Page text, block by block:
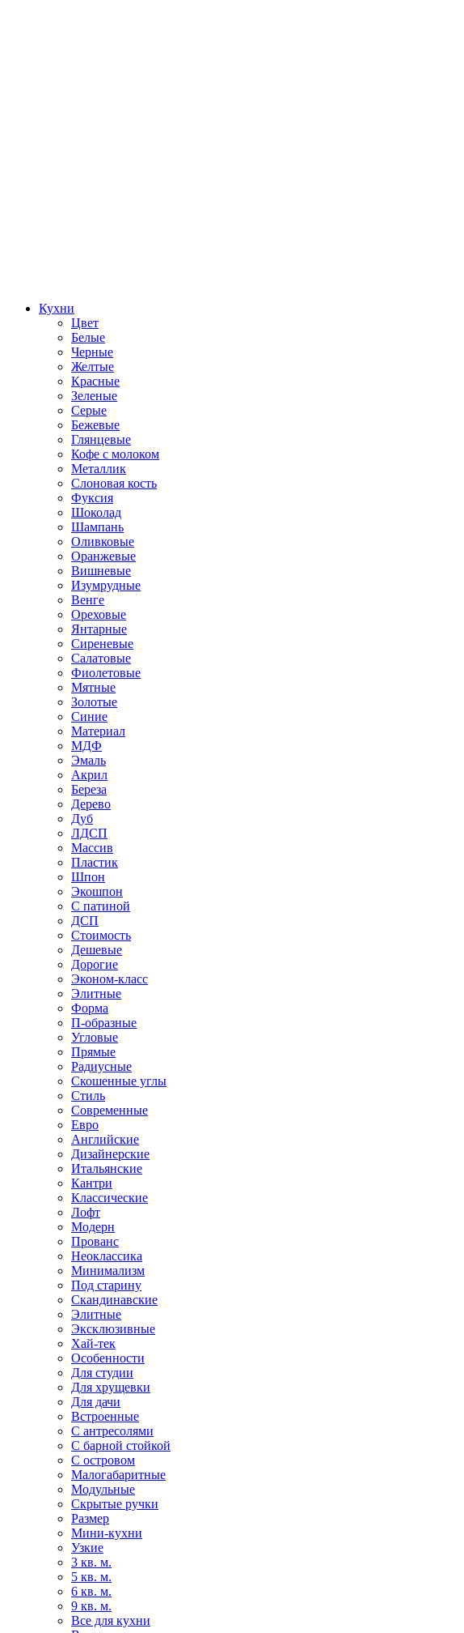
Кухни
Цвет
Белые
Черные
Желтые
Красные
Зеленые
Серые
Бежевые
Глянцевые
Кофе с молоком
Металлик
Слоновая кость
Фуксия
Шоколад
Шампань
Оливковые
Оранжевые
Вишневые
Изумрудные
Венге
Ореховые
Янтарные
Сиреневые
Салатовые
Фиолетовые
Мятные
Золотые
Синие
Материал
МДФ
Эмаль
Акрил
Береза
Дерево
Дуб
ЛДСП
Массив
Пластик
Шпон
Экошпон
С патиной
ДСП
Стоимость
Дешевые
Дорогие
Эконом-класс
Элитные
Форма
П-образные
Угловые
Прямые
Радиусные
Скошенные углы
Стиль
Современные
Евро
Английские
Дизайнерские
Итальянские
Кантри
Классические
Лофт
Модерн
Прованс
Неоклассика
Минимализм
Под старину
Скандинавские
Элитные
Эксклюзивные
Хай-тек
Особенности
Для студии
Для хрущевки
Для дачи
Встроенные
С антресолями
С барной стойкой
С островом
Малогабаритные
Модульные
Скрытые ручки
Размер
Мини-кухни
Узкие
3 кв. м.
5 кв. м.
6 кв. м.
9 кв. м.
Все для кухни